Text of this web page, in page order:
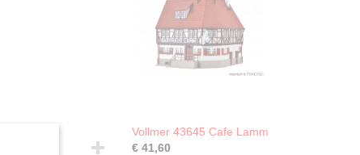
Vollmer 43645 Cafe Lamm
€ 41,60